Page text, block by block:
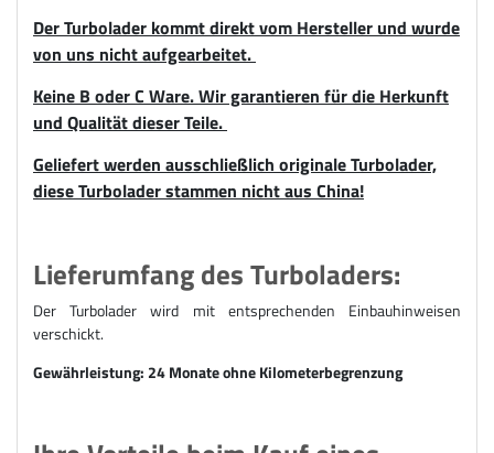
Der Turbolader kommt direkt vom Hersteller und wurde
von uns nicht aufgearbeitet.
Keine B oder C Ware. Wir garantieren für die Herkunft
und Qualität dieser Teile.
Geliefert werden ausschließlich originale Turbolader,
diese Turbolader stammen nicht aus China!
Lieferumfang des Turboladers:
Der Turbolader wird mit entsprechenden Einbauhinweisen
verschickt.
Gewährleistung: 24 Monate ohne Kilometerbegrenzung